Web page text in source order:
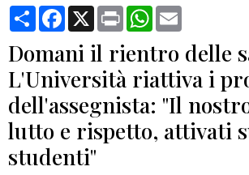
CondividiFacebook
X Print WhatsApp
Domani il rientro delle
L'Università riattiva i
dell'assegnista: "Il
lutto e rispetto, attivati
studenti"